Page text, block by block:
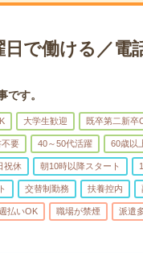
で働ける／電
す。
大学生歓迎 既卒第二新卒
不要 40～50代活躍 60歳以
祝休 朝10時以降スタート
交替制勤務 扶養控内
払いOK 職場が禁煙 派遣